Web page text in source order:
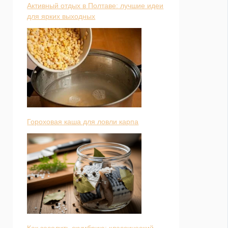
Активный отдых в Полтаве: лучшие идеи
для ярких выходных
Гороховая каша для ловли карпа